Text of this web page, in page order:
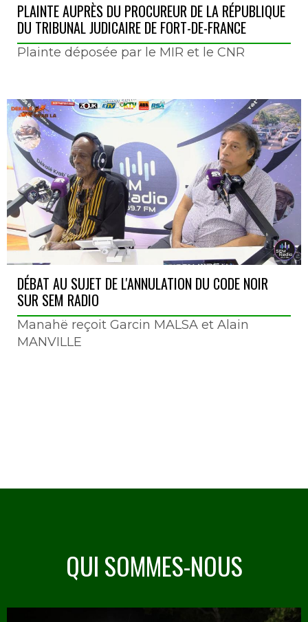
PLAINTE AUPRÈS DU PROCUREUR DE LA RÉPUBLIQUE
DU TRIBUNAL JUDICAIRE DE FORT-DE-FRANCE
Plainte déposée par le MIR et le CNR
DÉBAT AU SUJET DE L'ANNULATION DU CODE NOIR
SUR SEM RADIO
Manahë reçoit Garcin MALSA et Alain
MANVILLE
QUI SOMMES-NOUS